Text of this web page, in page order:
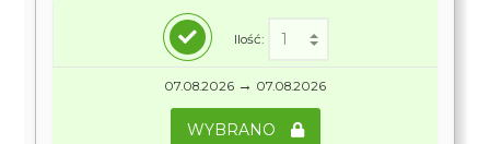
Ilość:
07.08.2026 → 07.08.2026
WYBRANO